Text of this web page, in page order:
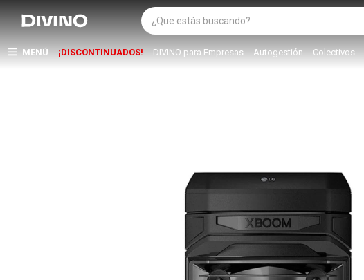
MENÚ ¡DISCONTINUADOS! DIVINO para Empresas Autogestión Colectivos